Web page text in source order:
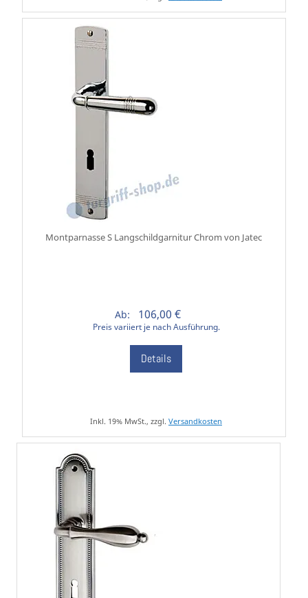
Montparnasse S Langschildgarnitur Chrom von Jatec
Ab: 106,00 €
Preis variiert je nach Ausführung.
Details
Inkl. 19% MwSt., zzgl. Versandkosten